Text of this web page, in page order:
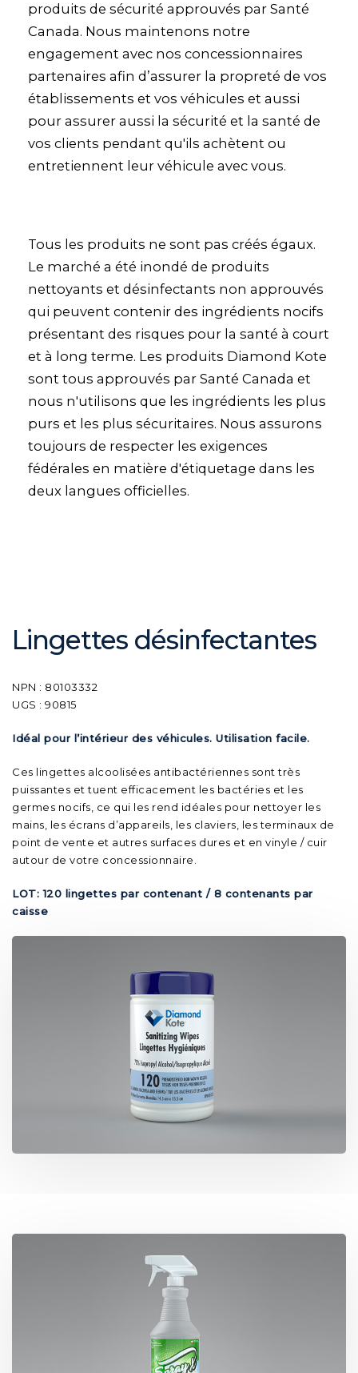
produits de sécurité approuvés par Santé
Canada. Nous maintenons notre
engagement avec nos concessionnaires
partenaires afin d’assurer la propreté de vos
établissements et vos véhicules et aussi
pour assurer aussi la sécurité et la santé de
vos clients pendant qu'ils achètent ou
entretiennent leur véhicule avec vous.
Tous les produits ne sont pas créés égaux.
Le marché a été inondé de produits
nettoyants et désinfectants non approuvés
qui peuvent contenir des ingrédients nocifs
présentant des risques pour la santé à court
et à long terme. Les produits Diamond Kote
sont tous approuvés par Santé Canada et
nous n'utilisons que les ingrédients les plus
purs et les plus sécuritaires. Nous assurons
toujours de respecter les exigences
fédérales en matière d'étiquetage dans les
deux langues officielles.
Lingettes désinfectantes
NPN : 80103332
UGS : 90815
Idéal pour l’intérieur des véhicules. Utilisation facile.
Ces lingettes alcoolisées antibactériennes sont très
puissantes et tuent efficacement les bactéries et les
germes nocifs, ce qui les rend idéales pour nettoyer les
mains, les écrans d’appareils, les claviers, les terminaux de
point de vente et autres surfaces dures et en vinyle / cuir
autour de votre concessionnaire.
LOT: 120 lingettes par contenant / 8 contenants par
caisse